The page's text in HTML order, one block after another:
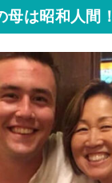
母は昭和人間